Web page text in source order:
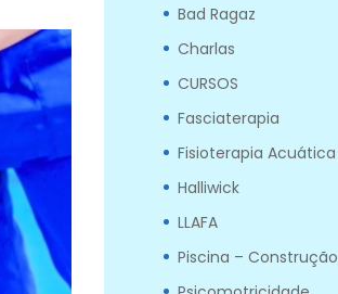
Bad Ragaz
Charlas
CURSOS
Fasciaterapia
Fisioterapia Acuática
Halliwick
LLAFA
Piscina – Construção